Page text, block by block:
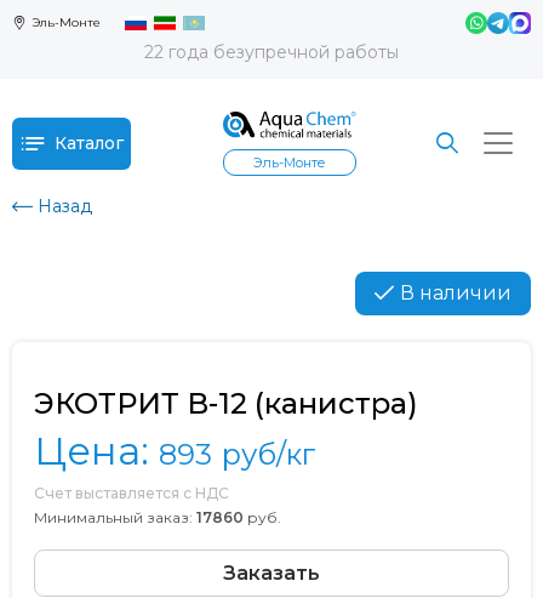
Эль-Монте
22 года безупречной работы
Каталог
Эль-Монте
Назад
В наличии
ЭКОТРИТ В-12 (канистра)
Цена: 893 руб/кг
Счет выставляется с НДС
Минимальный заказ: 17860 руб.
Заказать